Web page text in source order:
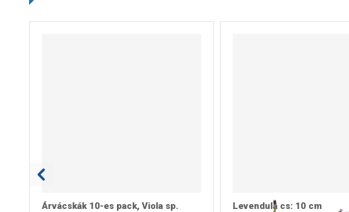
Árvácskák 10-es pack, Viola sp. Levendula cs: 10 cm